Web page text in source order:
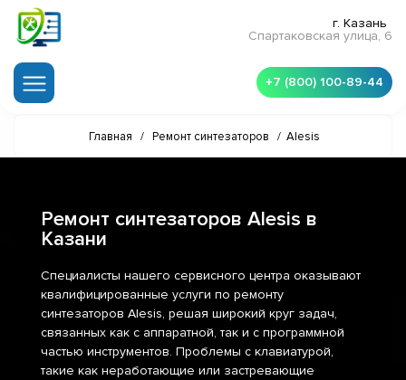
г. Казань
Спартаковская улица, 6
+7 (800) 100-89-44
Главная / Ремонт синтезаторов / Alesis
Ремонт синтезаторов Alesis в
Казани
Специалисты нашего сервисного центра оказывают
квалифицированные услуги по ремонту
синтезаторов Alesis, решая широкий круг задач,
связанных как с аппаратной, так и с программной
частью инструментов. Проблемы с клавиатурой,
такие как неработающие или застревающие